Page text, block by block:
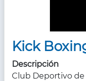
Kick
Descripción
Club Deportivo